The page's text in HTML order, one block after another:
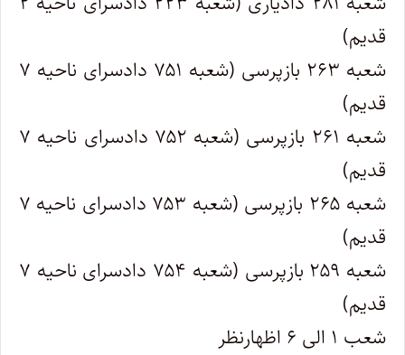
قدیم)
شعبه ۲۶۳ بازپرسی (شعبه ۷۵۱ دادسرای ناحیه ۷
قدیم)
شعبه ۲۶۱ بازپرسی (شعبه ۷۵۲ دادسرای ناحیه ۷
قدیم)
شعبه ۲۶۵ بازپرسی (شعبه ۷۵۳ دادسرای ناحیه ۷
قدیم)
شعبه ۲۵۹ بازپرسی (شعبه ۷۵۴ دادسرای ناحیه ۷
قدیم)
شعب ۱ الی ۶ اظهارنظر